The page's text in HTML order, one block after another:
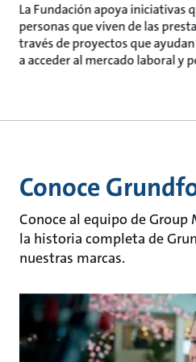
La Fundación apoya iniciativas
personas que viven de las
través de proyectos que
a acceder al mercado laboral y
Conoce
Conoce al equipo de
la historia completa de
nuestras marcas.